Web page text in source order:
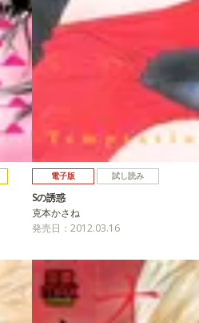
電子版 試し読み
Sの誘惑
克本かさね
発売日：2012.03.16